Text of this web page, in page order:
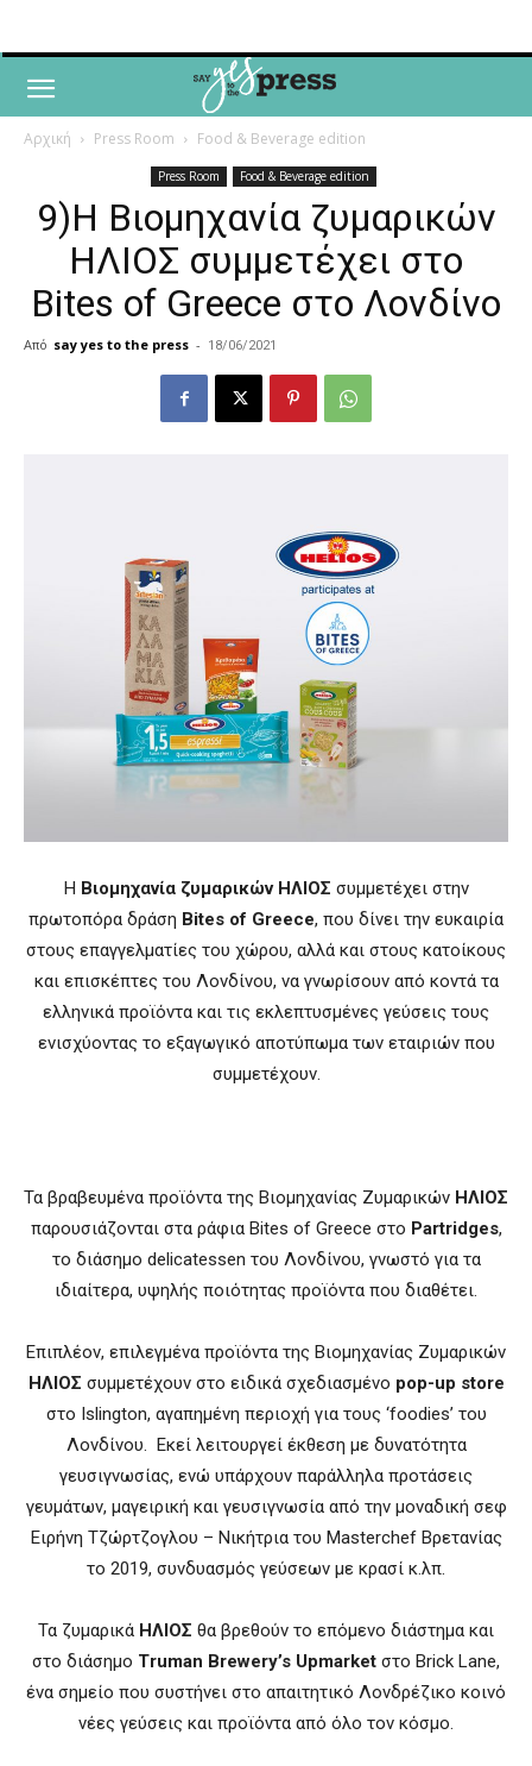
Αρχική Press Room Food & Beverage edition
Press Room Food & Beverage edition
9)H Βιομηχανία ζυμαρικών
ΗΛΙΟΣ συμμετέχει στο
Bites of Greece στο Λονδίνο
Από say yes to the press - 18/06/2021
H Βιομηχανία ζυμαρικών ΗΛΙΟΣ συμμετέχει στην
πρωτοπόρα δράση Bites of Greece, που δίνει την ευκαιρία
στους επαγγελματίες του χώρου, αλλά και στους κατοίκους
και επισκέπτες του Λονδίνου, να γνωρίσουν από κοντά τα
ελληνικά προϊόντα και τις εκλεπτυσμένες γεύσεις τους
ενισχύοντας το εξαγωγικό αποτύπωμα των εταιριών που
συμμετέχουν.
Τα βραβευμένα προϊόντα της Βιομηχανίας Ζυμαρικών ΗΛΙΟΣ
παρουσιάζονται στα ράφια Bites of Greece στο Partridges,
το διάσημο delicatessen του Λονδίνου, γνωστό για τα
ιδιαίτερα, υψηλής ποιότητας προϊόντα που διαθέτει.
Επιπλέον, επιλεγμένα προϊόντα της Βιομηχανίας Ζυμαρικών
ΗΛΙΟΣ συμμετέχουν στο ειδικά σχεδιασμένο pop-up store
στο Islington, αγαπημένη περιοχή για τους ‘foodies’ του
Λονδίνου. Εκεί λειτουργεί έκθεση με δυνατότητα
γευσιγνωσίας, ενώ υπάρχουν παράλληλα προτάσεις
γευμάτων, μαγειρική και γευσιγνωσία από την μοναδική σεφ
Ειρήνη Τζώρτζογλου – Νικήτρια του Masterchef Βρετανίας
το 2019, συνδυασμός γεύσεων με κρασί κ.λπ.
Τα ζυμαρικά ΗΛΙΟΣ θα βρεθούν το επόμενο διάστημα και
στο διάσημο Truman Brewery’s Upmarket στο Brick Lane,
ένα σημείο που συστήνει στο απαιτητικό Λονδρέζικο κοινό
νέες γεύσεις και προϊόντα από όλο τον κόσμο.